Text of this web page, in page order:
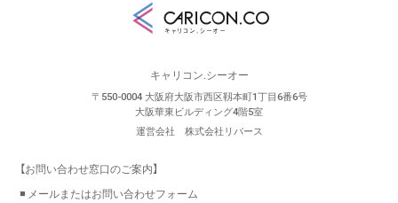
キャリコン.シーオー
〒550-0004 大阪府大阪市西区靱本町1丁目6番6号
大阪華東ビルディング4階5室
運営会社 株式会社リバース
【お問い合わせ窓口のご案内】
◾️ メールまたはお問い合わせフォーム